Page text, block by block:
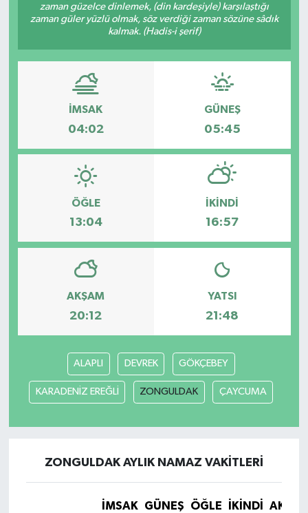
zaman güzelce dinlemek, (din kardeşiyle) karşılaştığı
zaman güler yüzlü olmak, söz verdiği zaman sözüne sâdık
kalmak. (Hadis-i şerif)
İMSAK
04:02
GÜNEŞ
05:45
ÖĞLE
13:04
İKINDI
16:57
AKŞAM
20:12
YATSI
21:48
ALAPLI DEVREK GÖKÇEBEY
KARADENİZ EREĞLİ ZONGULDAK ÇAYCUMA
ZONGULDAK AYLIK NAMAZ VAKITLERI
İMSAK GÜNEŞ ÖĞLE İKINDI